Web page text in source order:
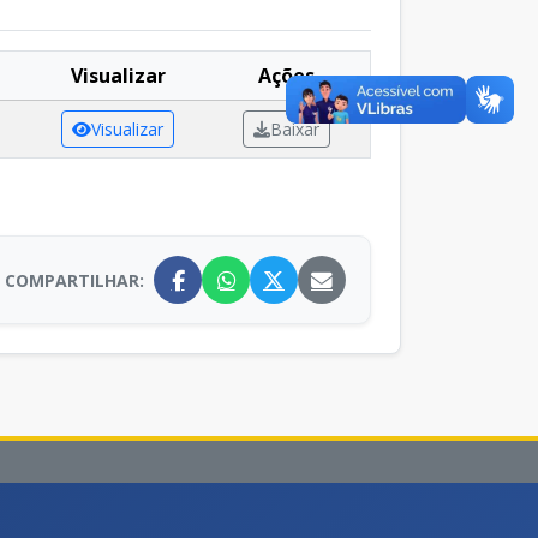
Visualizar Ações
Visualizar Baixar
COMPARTILHAR: